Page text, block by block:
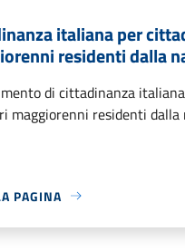
italiana per
residenti dalla
di cittadinanza
maggiorenni residenti dalla
PAGINA